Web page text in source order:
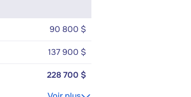
90 800 $
137 900 $
228 700 $